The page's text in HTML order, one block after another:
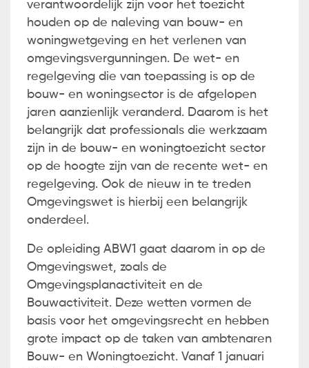
verantwoordelijk zijn voor het toezicht
houden op de naleving van bouw- en
woningwetgeving en het verlenen van
omgevingsvergunningen. De wet- en
regelgeving die van toepassing is op de
bouw- en woningsector is de afgelopen
jaren aanzienlijk veranderd. Daarom is het
belangrijk dat professionals die werkzaam
zijn in de bouw- en woningtoezicht sector
op de hoogte zijn van de recente wet- en
regelgeving. Ook de nieuw in te treden
Omgevingswet is hierbij een belangrijk
onderdeel.
De opleiding ABW1 gaat daarom in op de
Omgevingswet, zoals de
Omgevingsplanactiviteit en de
Bouwactiviteit. Deze wetten vormen de
basis voor het omgevingsrecht en hebben
grote impact op de taken van ambtenaren
Bouw- en Woningtoezicht. Vanaf 1 januari